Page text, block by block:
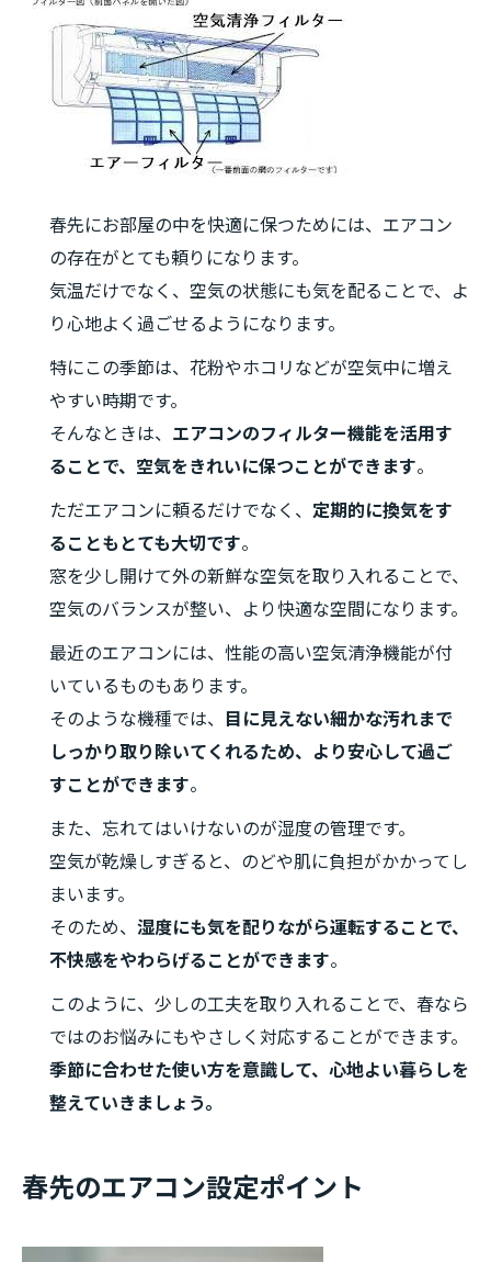
春先にお部屋の中を快適に保つためには、エアコン
の存在がとても頼りになります。
気温だけでなく、空気の状態にも気を配ることで、よ
り心地よく過ごせるようになります。
特にこの季節は、花粉やホコリなどが空気中に増え
やすい時期です。
そんなときは、 エアコンのフィルター機能を活用す
ることで、空気をきれいに保つことができます。
ただエアコンに頼るだけでなく、 定期的に換気をす
ることもとても大切です。
窓を少し開けて外の新鮮な空気を取り入れることで、
空気のバランスが整い、より快適な空間になります。
最近のエアコンには、性能の高い空気清浄機能が付
いているものもあります。
そのような機種では、
目に見えない細かな汚れまで
しっかり取り除いてくれるため、より安心して過ご
すことができます。
また、忘れてはいけないのが湿度の管理です。
空気が乾燥しすぎると、のどや肌に負担がかかってし
まいます。
そのため、 湿度にも気を配りながら運転することで、
不快感をやわらげることができます。
このように、少しの工夫を取り入れることで、春なら
ではのお悩みにもやさしく対応することができます。
季節に合わせた使い方を意識して、心地よい暮らしを
整えていきましょう。
春先のエアコン設定ポイント